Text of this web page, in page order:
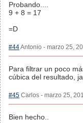
Probando....
9 + 8 = 17
=D
#44Antonio - marzo 25,
Para filtrar un poco
cúbica del resultado,
#45 Carlos - marzo 25,
Bien hecho..